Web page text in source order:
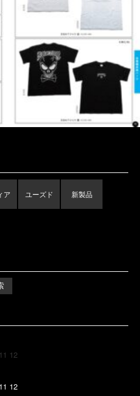
ア ユーズド 新製品
11 12
11 12